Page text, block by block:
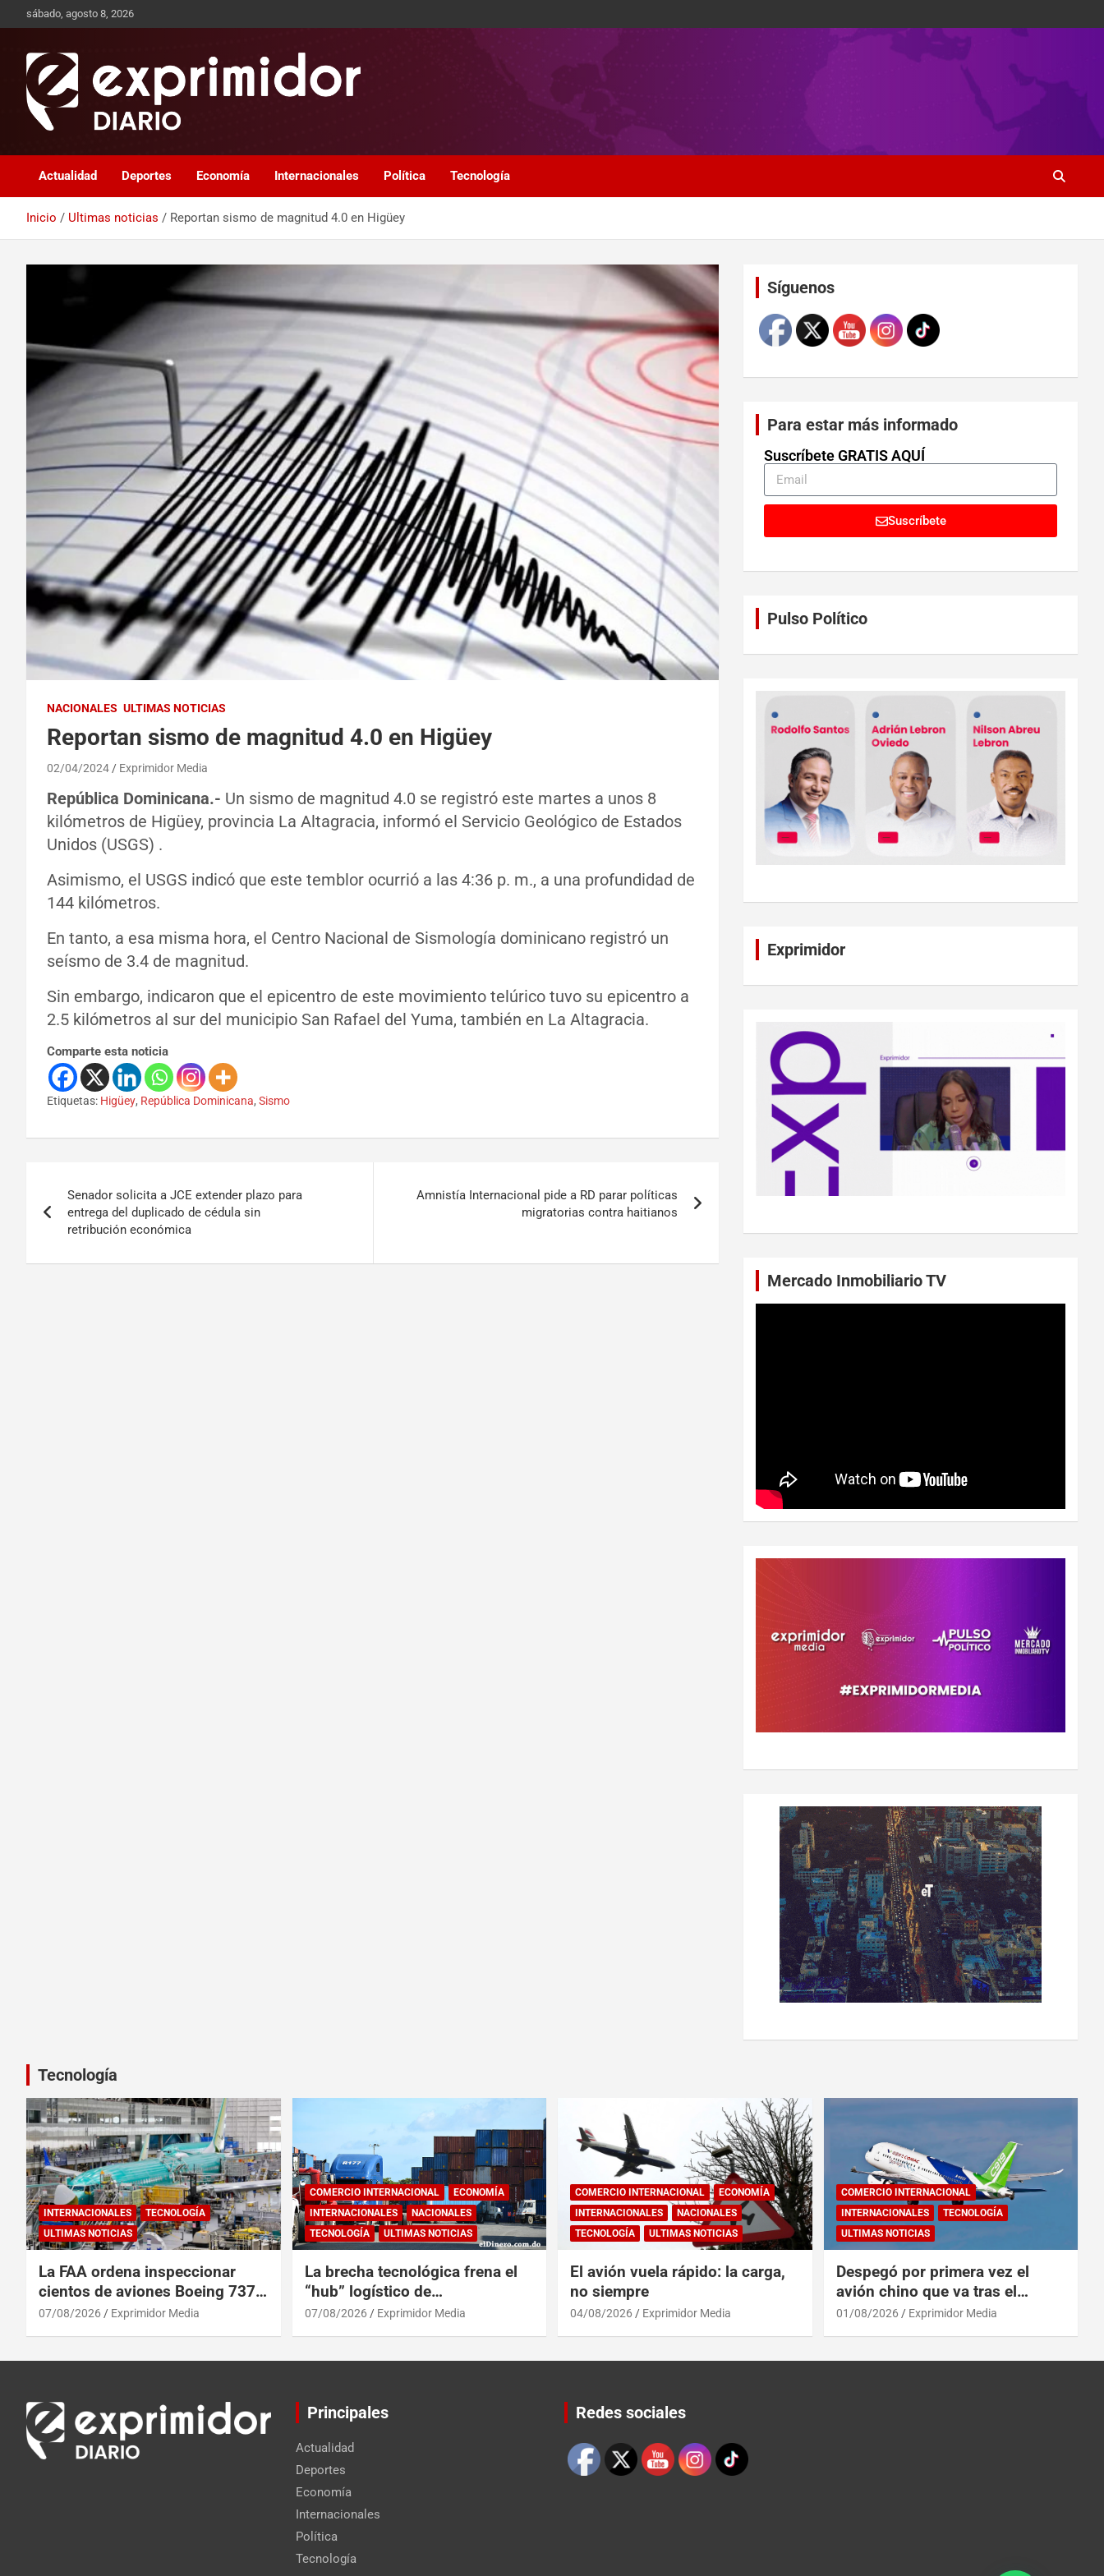
sábado, agosto 8, 2026
Exprimidor media
Actualidad Deportes Economía Internacionales Política Tecnología
Inicio Ultimas noticias Reportan sismo de magnitud 4.0 en Higüey
NACIONALES ULTIMAS NOTICIAS
Reportan sismo de magnitud 4.0 en Higüey
02/04/2024 Exprimidor Media
República Dominicana.- Un sismo de magnitud 4.0 se registró este martes a unos 8
kilómetros de Higüey, provincia La Altagracia, informó el Servicio Geológico de Estados
Unidos (USGS) .
Asimismo, el USGS indicó que este temblor ocurrió a las 4:36 p. m., a una profundidad de
144 kilómetros.
En tanto, a esa misma hora, el Centro Nacional de Sismología dominicano registró un
seísmo de 3.4 de magnitud.
Sin embargo, indicaron que el epicentro de este movimiento telúrico tuvo su epicentro a
2.5 kilómetros al sur del municipio San Rafael del Yuma, también en La Altagracia.
Comparte esta noticia
Etiquetas: Higüey, República Dominicana, Sismo
Senador solicita a JCE extender plazo para
entrega del duplicado de cédula sin
retribución económica
Amnistía Internacional pide a RD parar políticas
migratorias contra haitianos
SíguenosSet Youtube Channel ID
Para estar más informado
Suscríbete GRATIS AQUÍ
Suscríbete
Pulso Político
Exprimidor
Mercado Inmobiliario TV
Tecnología
INTERNACIONALES
TECNOLOGÍA
ULTIMAS NOTICIAS
La FAA ordena inspeccionar
cientos de aviones Boeing 737
Max por posibles grietas
07/08/2026 Exprimidor Media
COMERCIO INTERNACIONAL
ECONOMÍA
INTERNACIONALES
NACIONALES
TECNOLOGÍA
ULTIMAS NOTICIAS
La brecha tecnológica frena el
“hub” logístico de
Centroamérica y RD
07/08/2026 Exprimidor Media
COMERCIO INTERNACIONAL
ECONOMÍA
INTERNACIONALES
NACIONALES
TECNOLOGÍA
ULTIMAS NOTICIAS
El avión vuela rápido: la carga,
no siempre
04/08/2026 Exprimidor Media
COMERCIO INTERNACIONAL
INTERNACIONALES
TECNOLOGÍA
ULTIMAS NOTICIAS
Despegó por primera vez el
avión chino que va tras el
reinado del A319 en el Tíbet
01/08/2026 Exprimidor Media
Principales
Actualidad
Deportes
Economía
Internacionales
Política
Tecnología
Redes sociales
Set Youtube Channel ID